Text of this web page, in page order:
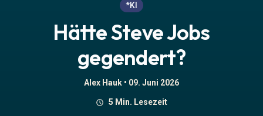
*KI
Hätte Steve Jobs
gegendert?
Alex Hauk • 09. Juni 2026
5 Min. Lesezeit